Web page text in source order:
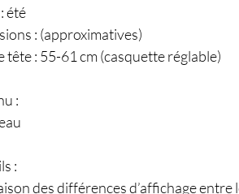
été
: (approximatives)
tête : 55-61 cm (casquette réglable)
:
:
des différences d’affichage entre